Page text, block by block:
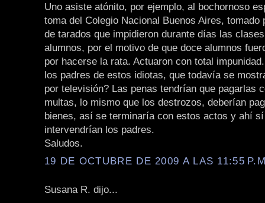
Uno asiste atónito, por ejemplo, al bochornoso
toma del Colegio Nacional Buenos Aires, tomado
de tarados que impidieron durante días las
alumnos, por el motivo de que doce alumnos
por hacerse la rata. Actuaron con total
los padres de estos idiotas, que todavía se
por televisión? Las penas tendrían que pagarlas
multas, lo mismo que los destrozos, deberían
bienes, así se terminaría con estos actos y ahí
intervendrían los padres.
Saludos.
19 DE OCTUBRE DE 2009 A LAS 11:55
Susana R. dijo...